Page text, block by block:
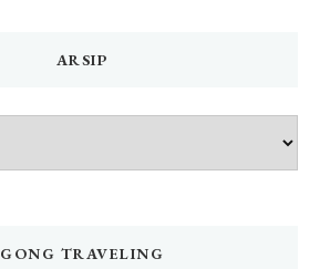
ARSIP
GONG TRAVELING